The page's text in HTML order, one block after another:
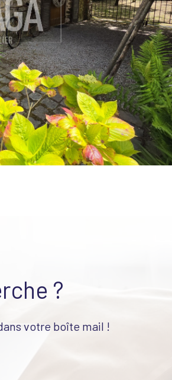
?
votre boîte mail !